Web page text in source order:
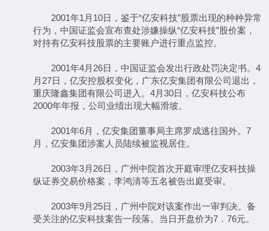
2001年1月10日，鉴于“亿安科技”股票出现的种种异常
行为，中国证监会宣布查处涉嫌操纵“亿安科技”股价案，
对持有亿安科技股票的主要账户进行重点监控。
2001年4月26日，中国证监会发出行政处罚决定书。4
月27日，亿安控股权变化，广东亿安集团有限公司退出，
重庆隆鑫集团有限公司进入。4月30日，亿安科技公布
2000年年报，公司业绩出现大幅滑坡。
2001年6月，亿安集团董事局主席罗成逃往国外。7
月，亿安集团涉案人员陆续被监视居住。
2003年3月26日，广州中院首次开庭审理亿安科技操
纵证券交易价格案，李鸿清等五名被告出庭受审。
2003年9月25日，广州中院对该案作出一审判决。备
受关注的亿安科技案告一段落。当日开盘价为7．76元。